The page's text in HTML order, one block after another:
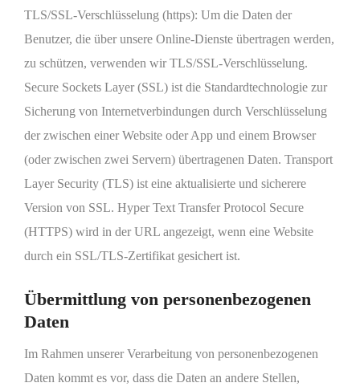
TLS/SSL-Verschlüsselung (https): Um die Daten der
Benutzer, die über unsere Online-Dienste übertragen werden,
zu schützen, verwenden wir TLS/SSL-Verschlüsselung.
Secure Sockets Layer (SSL) ist die Standardtechnologie zur
Sicherung von Internetverbindungen durch Verschlüsselung
der zwischen einer Website oder App und einem Browser
(oder zwischen zwei Servern) übertragenen Daten. Transport
Layer Security (TLS) ist eine aktualisierte und sicherere
Version von SSL. Hyper Text Transfer Protocol Secure
(HTTPS) wird in der URL angezeigt, wenn eine Website
durch ein SSL/TLS-Zertifikat gesichert ist.
Übermittlung von personenbezogenen
Daten
Im Rahmen unserer Verarbeitung von personenbezogenen
Daten kommt es vor, dass die Daten an andere Stellen,